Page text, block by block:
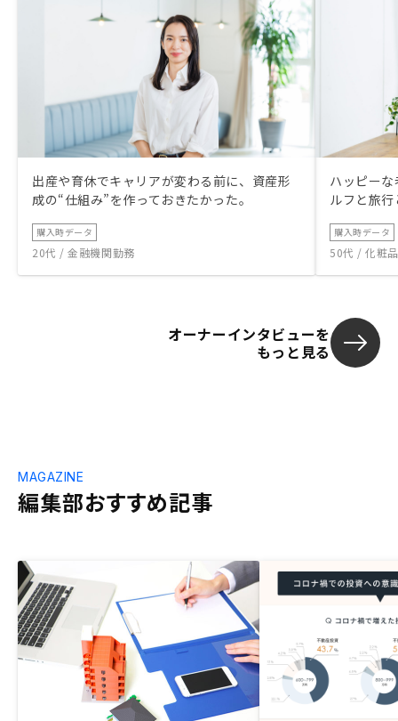
出産や育休でキャリアが変わる前に、資産形
成の“仕組み”を作っておきたかった。
購入時データ
20代 / 金融機関勤務
ハッピー
ルフと旅
購入時データ
50代 / 化粧
オーナーインタビューを
もっと見る
編集部おすすめ記事
MAGAZINE